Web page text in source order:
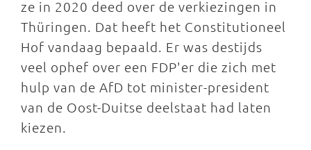
ze in 2020 deed over de verkiezingen in
Thüringen. Dat heeft het Constitutioneel
Hof vandaag bepaald. Er was destijds
veel ophef over een FDP'er die zich met
hulp van de AfD tot minister-president
van de Oost-Duitse deelstaat had laten
kiezen.